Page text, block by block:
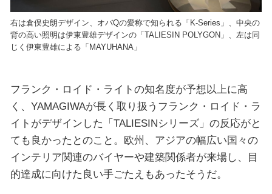
右は倉俣史朗デザイン、オバQの愛称で知られる「K-Series」、中央の
背の高い照明は伊東豊雄デザインの「TALIESIN POLYGON」、左は同
じく伊東豊雄による「MAYUHANA」
フランク・ロイド・ライトの知名度が予想以上に高
く、YAMAGIWAが長く取り扱うフランク・ロイド・ラ
イトがデザインした「TALIESINシリーズ」の反応がと
ても良かったとのこと。欧州、アジアの幅広い国々の
インテリア関連のバイヤーや建築関係者が来場し、目
的達成に向けた良い手ごたえもあったそうだ。